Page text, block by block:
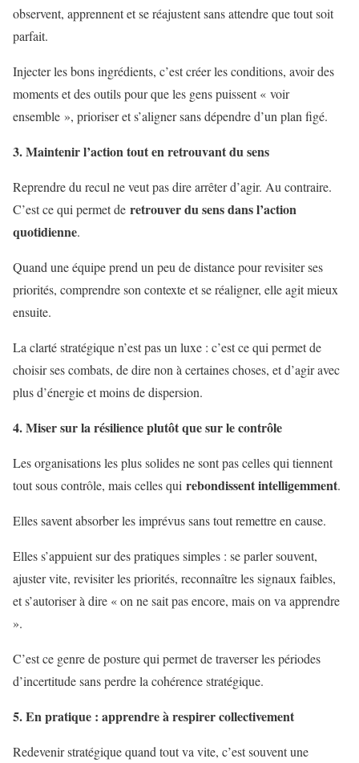
observent, apprennent et se réajustent sans attendre que tout soit
parfait.
Injecter les bons ingrédients, c’est créer les conditions, avoir des
moments et des outils pour que les gens puissent « voir
ensemble », prioriser et s’aligner sans dépendre d’un plan figé.
3. Maintenir l’action tout en retrouvant du sens
Reprendre du recul ne veut pas dire arrêter d’agir. Au contraire.
C’est ce qui permet de retrouver du sens dans l’action
quotidienne.
Quand une équipe prend un peu de distance pour revisiter ses
priorités, comprendre son contexte et se réaligner, elle agit mieux
ensuite.
La clarté stratégique n’est pas un luxe : c’est ce qui permet de
choisir ses combats, de dire non à certaines choses, et d’agir avec
plus d’énergie et moins de dispersion.
4. Miser sur la résilience plutôt que sur le contrôle
Les organisations les plus solides ne sont pas celles qui tiennent
tout sous contrôle, mais celles qui rebondissent intelligemment.
Elles savent absorber les imprévus sans tout remettre en cause.
Elles s’appuient sur des pratiques simples : se parler souvent,
ajuster vite, revisiter les priorités, reconnaître les signaux faibles,
et s’autoriser à dire « on ne sait pas encore, mais on va apprendre
».
C’est ce genre de posture qui permet de traverser les périodes
d’incertitude sans perdre la cohérence stratégique.
5. En pratique : apprendre à respirer collectivement
Redevenir stratégique quand tout va vite, c’est souvent une